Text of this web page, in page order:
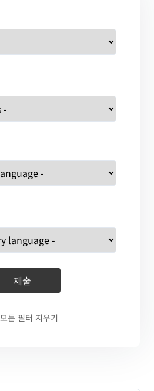
모든 필터 지우기